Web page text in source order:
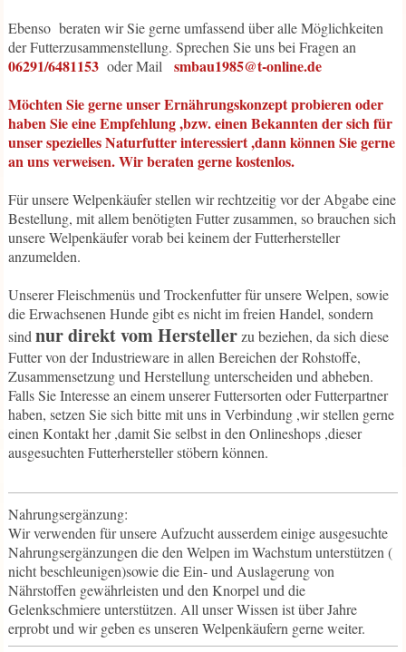
Ebenso beraten wir Sie gerne umfassend über alle Möglichkeiten
der Futterzusammenstellung. Sprechen Sie uns bei Fragen an
06291/6481153 oder Mail smbau1985@t-online.de
Möchten Sie gerne unser Ernährungskonzept probieren oder
haben Sie eine Empfehlung ,bzw. einen Bekannten der sich für
unser spezielles Naturfutter interessiert ,dann können Sie gerne
an uns verweisen. Wir beraten gerne kostenlos.
Für unsere Welpenkäufer stellen wir rechtzeitig vor der Abgabe eine
Bestellung, mit allem benötigten Futter zusammen, so brauchen sich
unsere Welpenkäufer vorab bei keinem der Futterhersteller
anzumelden.
Unserer Fleischmenüs und Trockenfutter für unsere Welpen, sowie
die Erwachsenen Hunde gibt es nicht im freien Handel, sondern
sind nur direkt vomHerstellerzu beziehen, da sich diese
Futter von der Industrieware in allen Bereichen der Rohstoffe,
Zusammensetzung und Herstellung unterscheiden und abheben.
Falls Sie Interesse an einem unserer Futtersorten oder Futterpartner
haben, setzen Sie sich bitte mit uns in Verbindung ,wir stellen gerne
einen Kontakt her ,damit Sie selbst in den Onlineshops ,dieser
ausgesuchten Futterhersteller stöbern können.
Nahrungsergänzung:
Wir verwenden für unsere Aufzucht ausserdem einige ausgesuchte
Nahrungsergänzungen die den Welpen im Wachstum unterstützen (
nicht beschleunigen)sowie die Ein- und Auslagerung von
Nährstoffen gewährleisten und den Knorpel und die
Gelenkschmiere unterstützen. All unser Wissen ist über Jahre
erprobt und wir geben es unseren Welpenkäufern gerne weiter.